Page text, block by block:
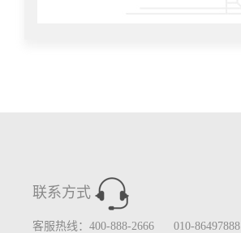
联系方式
客服热线：400-888-2666 010-86497888